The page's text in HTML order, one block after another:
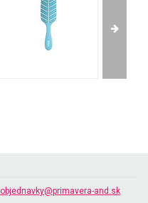
objednavky@primavera-and.sk